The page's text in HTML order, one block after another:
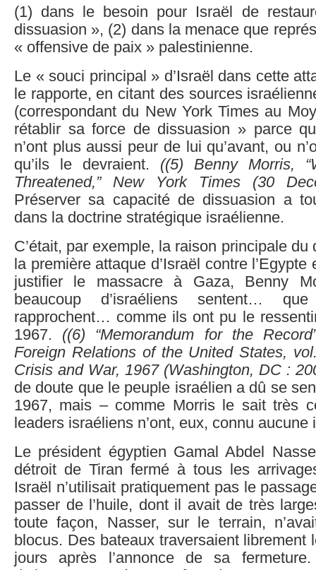
(1) dans le besoin pour Israël de
dissuasion », (2) dans la menace que
« offensive de paix » palestinienne.
Le « souci principal » d’Israël dans cette
le rapporte, en citant des sources
(correspondant du New York Times au
rétablir sa force de dissuasion » parce
n’ont plus aussi peur de lui qu’avant, ou
qu’ils le devraient. ((5) Benny Morris,
Threatened,” New York Times (30
Préserver sa capacité de dissuasion a
dans la doctrine stratégique israélienne.
C’était, par exemple, la raison principale du
la première attaque d’Israël contre
justifier le massacre à Gaza, Benny
beaucoup d’israéliens sentent…
rapprochent… comme ils ont pu le
1967. ((6) “Memorandum for the
Foreign Relations of the United States,
Crisis and War, 1967 (Washington, DC :
de doute que le peuple israélien a dû se
1967, mais – comme Morris le sait très
leaders israéliens n’ont, eux, connu aucune
Le président égyptien Gamal Abdel
détroit de Tiran fermé à tous les
Israël n’utilisait pratiquement pas le
passer de l’huile, dont il avait de très
toute façon, Nasser, sur le terrain,
blocus. Des bateaux traversaient librement
jours après l’annonce de sa